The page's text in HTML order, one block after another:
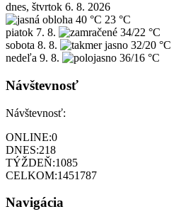
dnes, štvrtok 6. 8. 2026
40 °C 23 °C
piatok 7. 8.
34/22 °C
sobota 8. 8.
32/20 °C
nedeľa 9. 8. 36/16 °C
Návštevnosť
Návštevnosť:
ONLINE:0
DNES:218
TÝŽDEŇ:1085
CELKOM:1451787
Navigácia